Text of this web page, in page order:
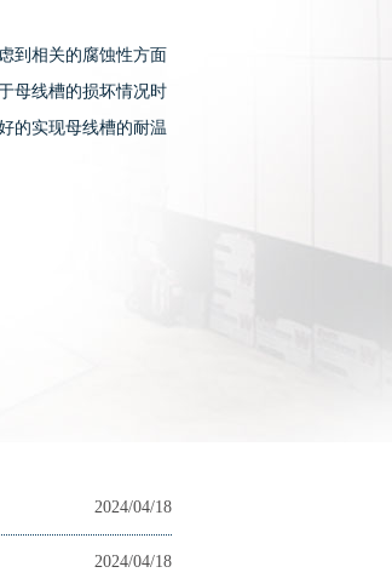
到相关的腐蚀性方面
母线槽的损坏情况时
的实现母线槽的耐温
2024/04/18
2024/04/18